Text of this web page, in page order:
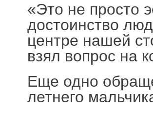
«Это не просто
достоинство
центре нашей
взял вопрос на
Еще одно
летнего